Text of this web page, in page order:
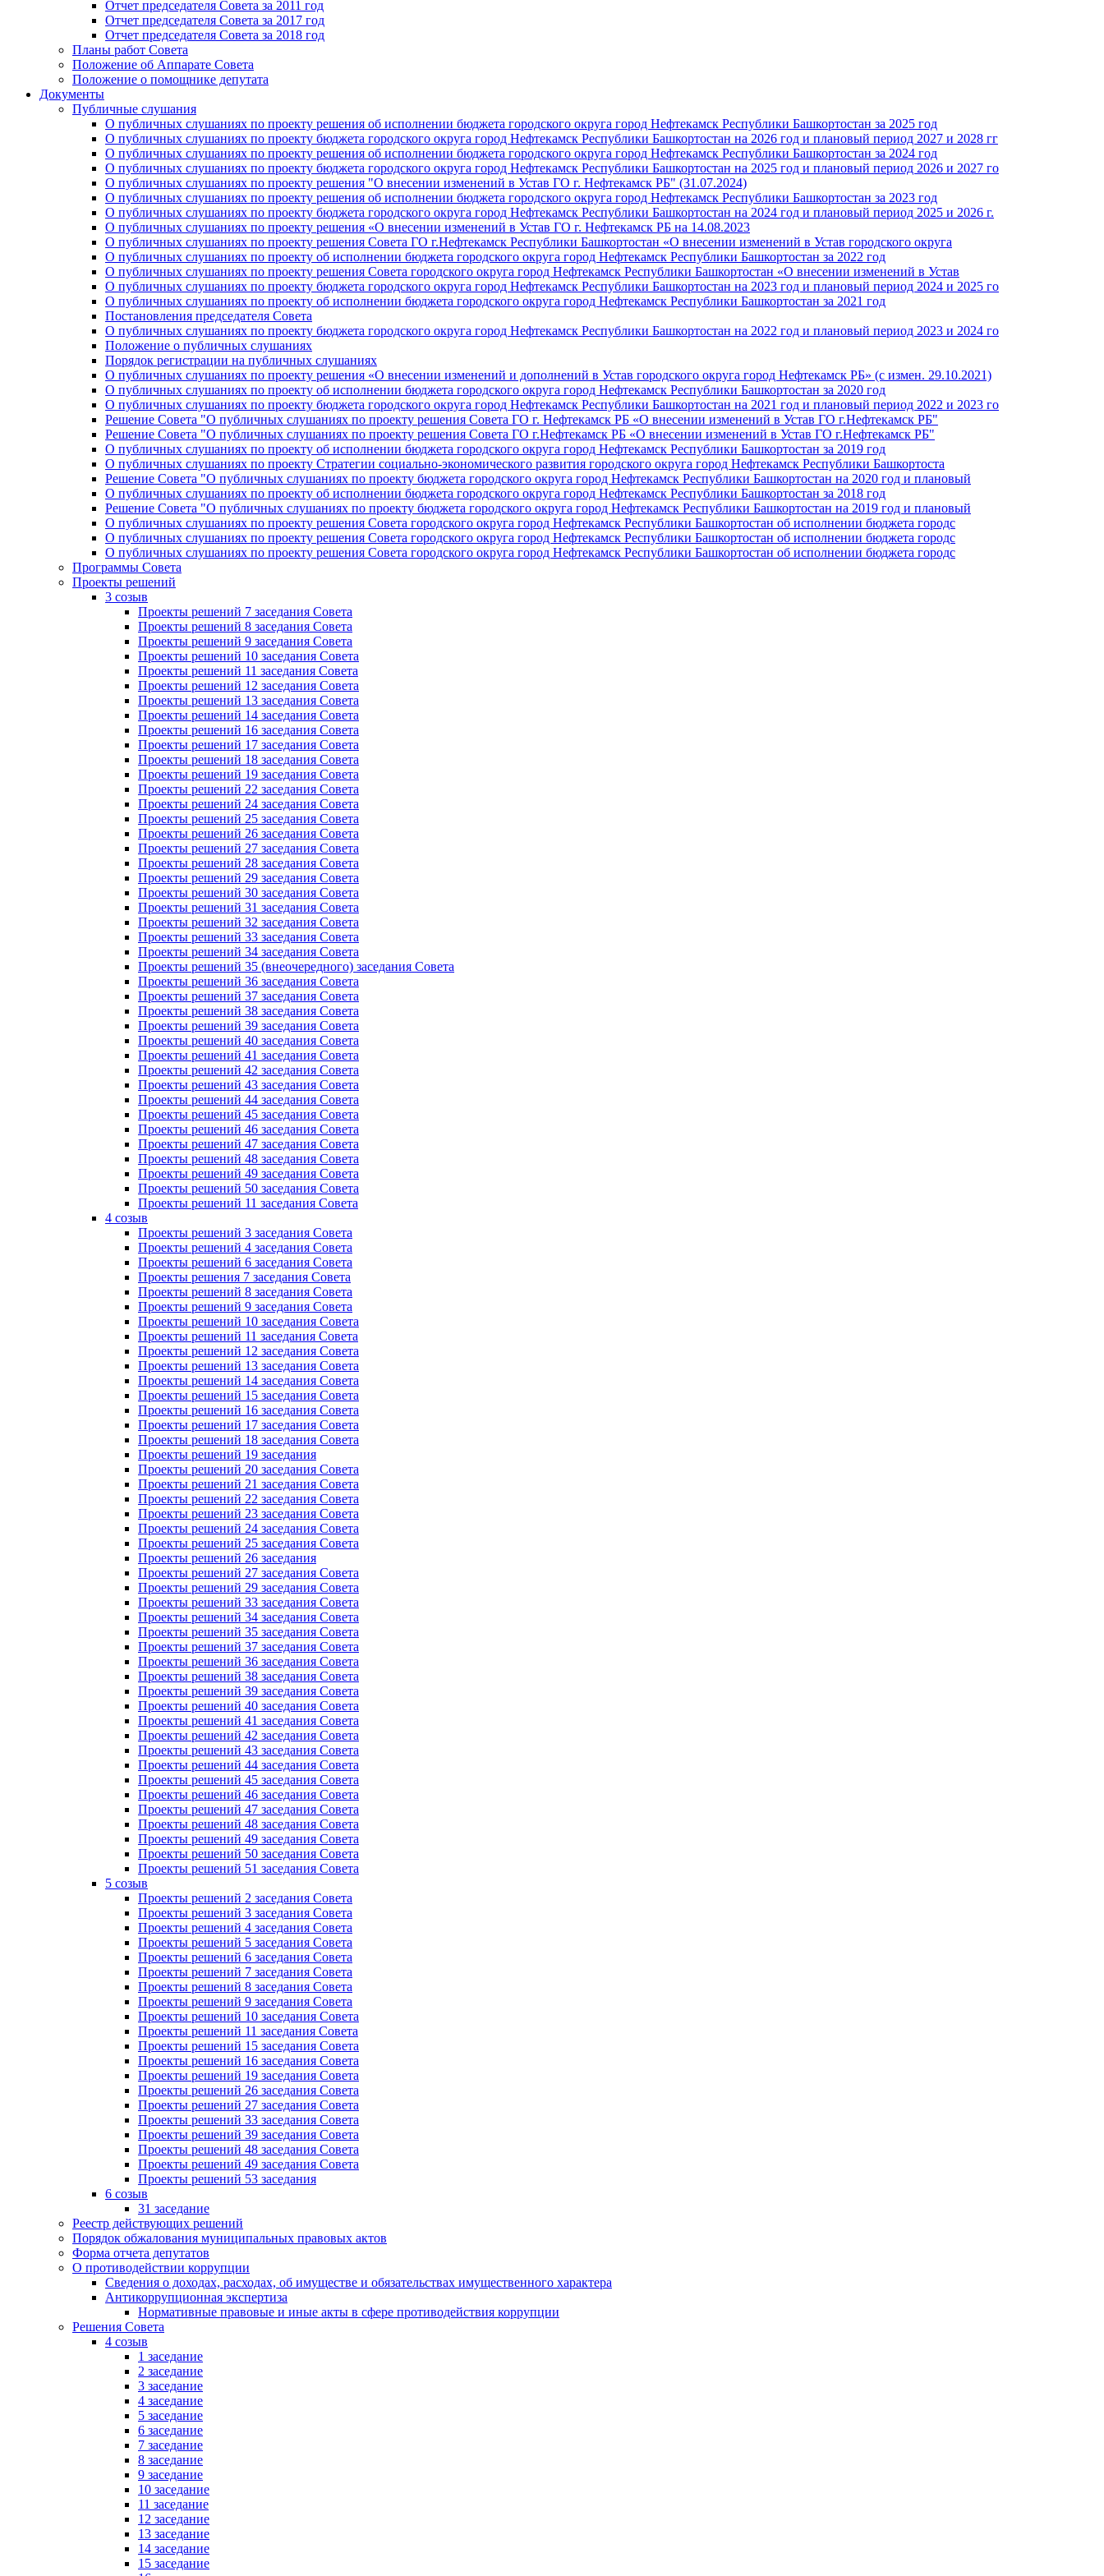
Отчет председателя Совета за 2011 год
Отчет председателя Совета за 2017 год
Отчет председателя Совета за 2018 год
Планы работ Совета
Положение об Аппарате Совета
Положение о помощнике депутата
Документы
Публичные слушания
О публичных слушаниях по проекту решения об исполнении бюджета городского округа город Нефтекамск Республики Башкортостан за 2025 год
О публичных слушаниях по проекту бюджета городского округа город Нефтекамск Республики Башкортостан на 2026 год и плановый период 2027 и 2028 гг
О публичных слушаниях по проекту решения об исполнении бюджета городского округа город Нефтекамск Республики Башкортостан за 2024 год
О публичных слушаниях по проекту бюджета городского округа город Нефтекамск Республики Башкортостан на 2025 год и плановый период 2026 и 2027 го
О публичных слушаниях по проекту решения "О внесении изменений в Устав ГО г. Нефтекамск РБ" (31.07.2024)
О публичных слушаниях по проекту решения об исполнении бюджета городского округа город Нефтекамск Республики Башкортостан за 2023 год
О публичных слушаниях по проекту бюджета городского округа город Нефтекамск Республики Башкортостан на 2024 год и плановый период 2025 и 2026 г.
О публичных слушаниях по проекту решения «О внесении изменений в Устав ГО г. Нефтекамск РБ на 14.08.2023
О публичных слушаниях по проекту решения Совета ГО г.Нефтекамск Республики Башкортостан «О внесении изменений в Устав городского округа
О публичных слушаниях по проекту об исполнении бюджета городского округа город Нефтекамск Республики Башкортостан за 2022 год
О публичных слушаниях по проекту решения Совета городского округа город Нефтекамск Республики Башкортостан «О внесении изменений в Устав
О публичных слушаниях по проекту бюджета городского округа город Нефтекамск Республики Башкортостан на 2023 год и плановый период 2024 и 2025 го
О публичных слушаниях по проекту об исполнении бюджета городского округа город Нефтекамск Республики Башкортостан за 2021 год
Постановления председателя Совета
О публичных слушаниях по проекту бюджета городского округа город Нефтекамск Республики Башкортостан на 2022 год и плановый период 2023 и 2024 го
Положение о публичных слушаниях
Порядок регистрации на публичных слушаниях
О публичных слушаниях по проекту решения «О внесении изменений и дополнений в Устав городского округа город Нефтекамск РБ» (с измен. 29.10.2021)
О публичных слушаниях по проекту об исполнении бюджета городского округа город Нефтекамск Республики Башкортостан за 2020 год
О публичных слушаниях по проекту бюджета городского округа город Нефтекамск Республики Башкортостан на 2021 год и плановый период 2022 и 2023 го
Решение Совета "О публичных слушаниях по проекту решения Совета ГО г. Нефтекамск РБ «О внесении изменений в Устав ГО г.Нефтекамск РБ"
Решение Совета "О публичных слушаниях по проекту решения Совета ГО г.Нефтекамск РБ «О внесении изменений в Устав ГО г.Нефтекамск РБ"
О публичных слушаниях по проекту об исполнении бюджета городского округа город Нефтекамск Республики Башкортостан за 2019 год
О публичных слушаниях по проекту Стратегии социально-экономического развития городского округа город Нефтекамск Республики Башкортоста
Решение Совета "О публичных слушаниях по проекту бюджета городского округа город Нефтекамск Республики Башкортостан на 2020 год и плановый
О публичных слушаниях по проекту об исполнении бюджета городского округа город Нефтекамск Республики Башкортостан за 2018 год
Решение Совета "О публичных слушаниях по проекту бюджета городского округа город Нефтекамск Республики Башкортостан на 2019 год и плановый
О публичных слушаниях по проекту решения Совета городского округа город Нефтекамск Республики Башкортостан об исполнении бюджета городс
О публичных слушаниях по проекту решения Совета городского округа город Нефтекамск Республики Башкортостан об исполнении бюджета городс
О публичных слушаниях по проекту решения Совета городского округа город Нефтекамск Республики Башкортостан об исполнении бюджета городс
Программы Совета
Проекты решений
3 созыв
Проекты решений 7 заседания Совета
Проекты решений 8 заседания Совета
Проекты решений 9 заседания Совета
Проекты решений 10 заседания Совета
Проекты решений 11 заседания Совета
Проекты решений 12 заседания Совета
Проекты решений 13 заседания Совета
Проекты решений 14 заседания Совета
Проекты решений 16 заседания Совета
Проекты решений 17 заседания Совета
Проекты решений 18 заседания Совета
Проекты решений 19 заседания Совета
Проекты решений 22 заседания Совета
Проекты решений 24 заседания Совета
Проекты решений 25 заседания Совета
Проекты решений 26 заседания Совета
Проекты решений 27 заседания Совета
Проекты решений 28 заседания Совета
Проекты решений 29 заседания Совета
Проекты решений 30 заседания Совета
Проекты решений 31 заседания Совета
Проекты решений 32 заседания Совета
Проекты решений 33 заседания Совета
Проекты решений 34 заседания Совета
Проекты решений 35 (внеочередного) заседания Совета
Проекты решений 36 заседания Совета
Проекты решений 37 заседания Совета
Проекты решений 38 заседания Совета
Проекты решений 39 заседания Совета
Проекты решений 40 заседания Совета
Проекты решений 41 заседания Совета
Проекты решений 42 заседания Совета
Проекты решений 43 заседания Совета
Проекты решений 44 заседания Совета
Проекты решений 45 заседания Совета
Проекты решений 46 заседания Совета
Проекты решений 47 заседания Совета
Проекты решений 48 заседания Совета
Проекты решений 49 заседания Совета
Проекты решений 50 заседания Совета
Проекты решений 11 заседания Совета
4 созыв
Проекты решений 3 заседания Совета
Проекты решений 4 заседания Совета
Проекты решений 6 заседания Совета
Проекты решения 7 заседания Совета
Проекты решений 8 заседания Совета
Проекты решений 9 заседания Совета
Проекты решений 10 заседания Совета
Проекты решений 11 заседания Совета
Проекты решений 12 заседания Совета
Проекты решений 13 заседания Совета
Проекты решений 14 заседания Совета
Проекты решений 15 заседания Совета
Проекты решений 16 заседания Совета
Проекты решений 17 заседания Совета
Проекты решений 18 заседания Совета
Проекты решений 19 заседания
Проекты решений 20 заседания Совета
Проекты решений 21 заседания Совета
Проекты решений 22 заседания Совета
Проекты решений 23 заседания Совета
Проекты решений 24 заседания Совета
Проекты решений 25 заседания Совета
Проекты решений 26 заседания
Проекты решений 27 заседания Совета
Проекты решений 29 заседания Совета
Проекты решений 33 заседания Совета
Проекты решений 34 заседания Совета
Проекты решений 35 заседания Совета
Проекты решений 37 заседания Совета
Проекты решений 36 заседания Совета
Проекты решений 38 заседания Совета
Проекты решений 39 заседания Совета
Проекты решений 40 заседания Совета
Проекты решений 41 заседания Совета
Проекты решений 42 заседания Совета
Проекты решений 43 заседания Совета
Проекты решений 44 заседания Совета
Проекты решений 45 заседания Совета
Проекты решений 46 заседания Совета
Проекты решений 47 заседания Совета
Проекты решений 48 заседания Совета
Проекты решений 49 заседания Совета
Проекты решений 50 заседания Совета
Проекты решений 51 заседания Совета
5 созыв
Проекты решений 2 заседания Совета
Проекты решений 3 заседания Совета
Проекты решений 4 заседания Совета
Проекты решений 5 заседания Совета
Проекты решений 6 заседания Совета
Проекты решений 7 заседания Совета
Проекты решений 8 заседания Совета
Проекты решений 9 заседания Совета
Проекты решений 10 заседания Совета
Проекты решений 11 заседания Совета
Проекты решений 15 заседания Совета
Проекты решений 16 заседания Совета
Проекты решений 19 заседания Совета
Проекты решений 26 заседания Совета
Проекты решений 27 заседания Совета
Проекты решений 33 заседания Совета
Проекты решений 39 заседания Совета
Проекты решений 48 заседания Совета
Проекты решений 49 заседания Совета
Проекты решений 53 заседания
6 созыв
31 заседание
Реестр действующих решений
Порядок обжалования муниципальных правовых актов
Форма отчета депутатов
О противодействии коррупции
Сведения о доходах, расходах, об имуществе и обязательствах имущественного характера
Антикоррупционная экспертиза
Нормативные правовые и иные акты в сфере противодействия коррупции
Решения Совета
4 созыв
1 заседание
2 заседание
3 заседание
4 заседание
5 заседание
6 заседание
7 заседание
8 заседание
9 заседание
10 заседание
11 заседание
12 заседание
13 заседание
14 заседание
15 заседание